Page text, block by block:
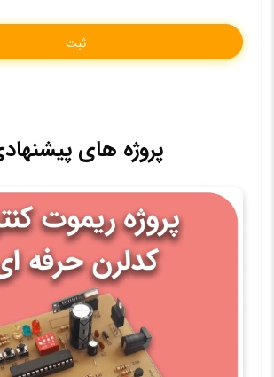
پروژه های